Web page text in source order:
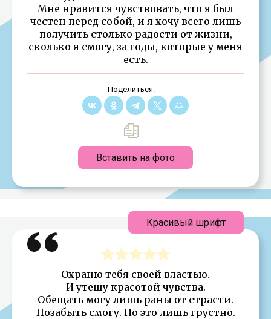
Мне нравится чувствовать, что я был
честен перед собой, и я хочу всего лишь
получить столько радости от жизни,
сколько я смогу, за годы, которые у меня
есть.
Поделиться:
Вставить на фото
Охраню тебя своей властью.
И утешу красотой чувства.
Обещать могу лишь раны от страсти.
Позабыть смогу. Но это лишь грустно.
Красивый шрифт